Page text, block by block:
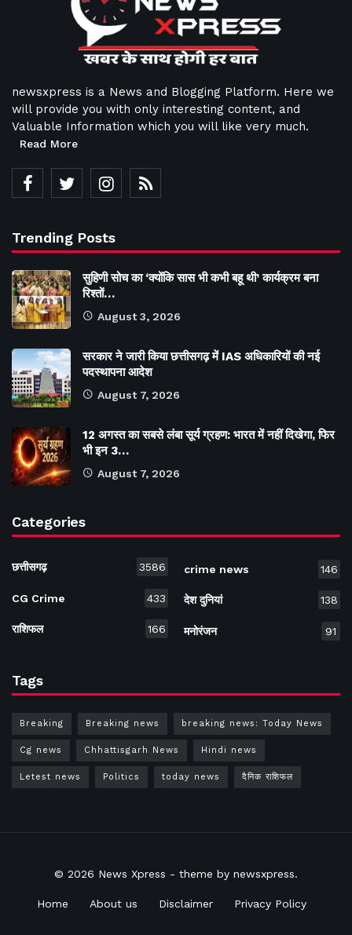
newsxpress is a News and Blogging Platform. Here we
will provide you with only interesting content, and
Valuable Information which you will like very much.
Read More
Trending Posts
सुहिणी सोच का ‘क्योंकि सास भी कभी बहू थी’ कार्यक्रम बना
रिश्तों…
August 3, 2026
सरकार ने जारी किया छत्तीसगढ़ में IAS अधिकारियों की नई
पदस्थापना आदेश
August 7, 2026
12 अगस्त का सबसे लंबा सूर्य ग्रहण: भारत में नहीं दिखेगा, फिर
भी इन 3…
August 7, 2026
Categories
छत्तीसगढ़ 3586
CG Crime 433
राशिफल 166
crime news 146
देश दुनियां 138
मनोरंजन 91
Tags
Breaking Breaking news breaking news: Today News
Cg news Chhattisgarh News Hindi news
Letest news Politics today news दैनिक राशिफल
© 2026 News Xpress - theme by newsxpress.
Home About us Disclaimer Privacy Policy